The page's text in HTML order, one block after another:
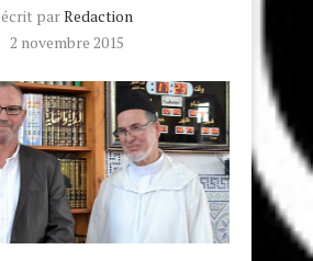
écrit parRedaction
2 novembre 2015